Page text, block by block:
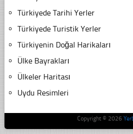
Türkiyede Tarihi Yerler
Türkiyede Turistik Yerler
Türkiyenin Doğal Harikaları
Ülke Bayrakları
Ülkeler Haritası
Uydu Resimleri
Copyright © 2026